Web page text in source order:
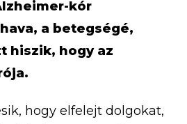
kór
a betegségé,
hiszik, hogy az
hogy elfelejt dolgokat,